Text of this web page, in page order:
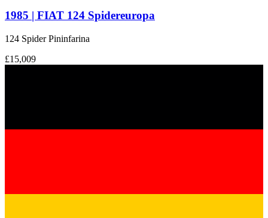
1985 | FIAT 124 Spidereuropa
124 Spider Pininfarina
£15,009